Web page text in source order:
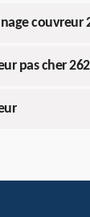
couvreur
pas cher